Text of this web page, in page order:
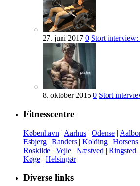
27. juni 2017 0 Stort interview:
8. oktober 2015 0 Stort
Fitnesscentre
København | Aarhus | Odense |
Esbjerg | Randers | Kolding | Horsens
Roskilde | Vejle | Næstved | Ringsted
Køge | Helsingør
Diverse links